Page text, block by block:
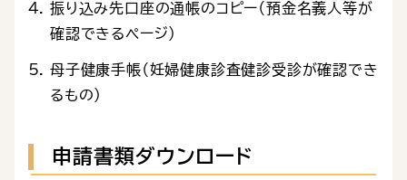
振り込み先口座の通帳のコピー（預金名義人等が
確認できるページ）
母子健康手帳（妊婦健康診査健診受診が確認でき
るもの）
申請書類ダウンロード